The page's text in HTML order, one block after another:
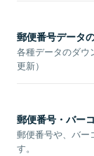
郵便番号データ
各種データのダウ
更新）
郵便番号・バー
郵便番号や、バー
す。